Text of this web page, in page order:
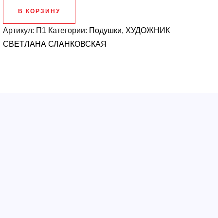
В КОРЗИНУ
Артикул: П1 Категории: Подушки, ХУДОЖНИК
СВЕТЛАНА СЛАНКОВСКАЯ